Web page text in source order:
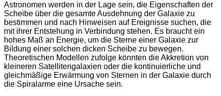
Astronomen werden in der Lage sein, die Eigenschaften der
Scheibe über die gesamte Ausdehnung der Galaxie zu
bestimmen und nach Hinweisen auf Ereignisse suchen, die
mit ihrer Entstehung in Verbindung stehen. Es braucht ein
hohes Maß an Energie, um die Sterne einer Galaxie zur
Bildung einer solchen dicken Scheibe zu bewegen.
Theoretischen Modellen zufolge könnten die Akkretion von
kleineren Satellitengalaxien oder die kontinuierliche und
gleichmäßige Erwärmung von Sternen in der Galaxie durch
die Spiralarme eine Ursache sein.